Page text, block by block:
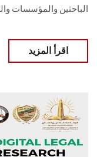
الباحثين والمؤسسات
اقرأ المزيد